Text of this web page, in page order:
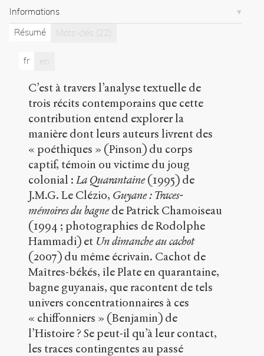
Partager
/
Exporter
Feyereisen,
Justine
captivité :
Patrick
Chamoiseau
J.M.G.
Clézio
2017.
Sens
public.
Informations
Résumé
Mots-clés (22)
fr en
C’est à travers l’analyse textuelle de
trois récits contemporains que cette
contribution entend explorer la
manière dont leurs auteurs livrent des
« poéthiques » (Pinson) du corps
captif, témoin ou victime du joug
colonial : La Quarantaine(1995) de
J.M.G. Le Clézio, Guyane : Traces-
mémoires du bagnede Patrick Chamoiseau
(1994 ; photographies de Rodolphe
Hammadi) et Un dimanche au cachot
(2007) du même écrivain. Cachot de
Maîtres-békés, île Plate en quarantaine,
bagne guyanais, que racontent de tels
univers concentrationnaires à ces
« chiffonniers » (Benjamin) de
l’Histoire ? Se peut-il qu’à leur contact,
les traces contingentes au passé